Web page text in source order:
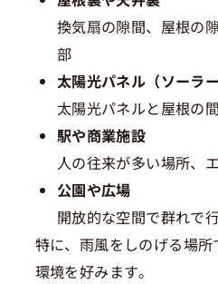
換気扇の隙間、屋根の
部
太陽光パネル（ソーラ
太陽光パネルと屋根の
駅や商業施設
人の往来が多い場所、
公園や広場
開放的な空間で群れで
特に、雨風をしのげる場
環境を好みます。